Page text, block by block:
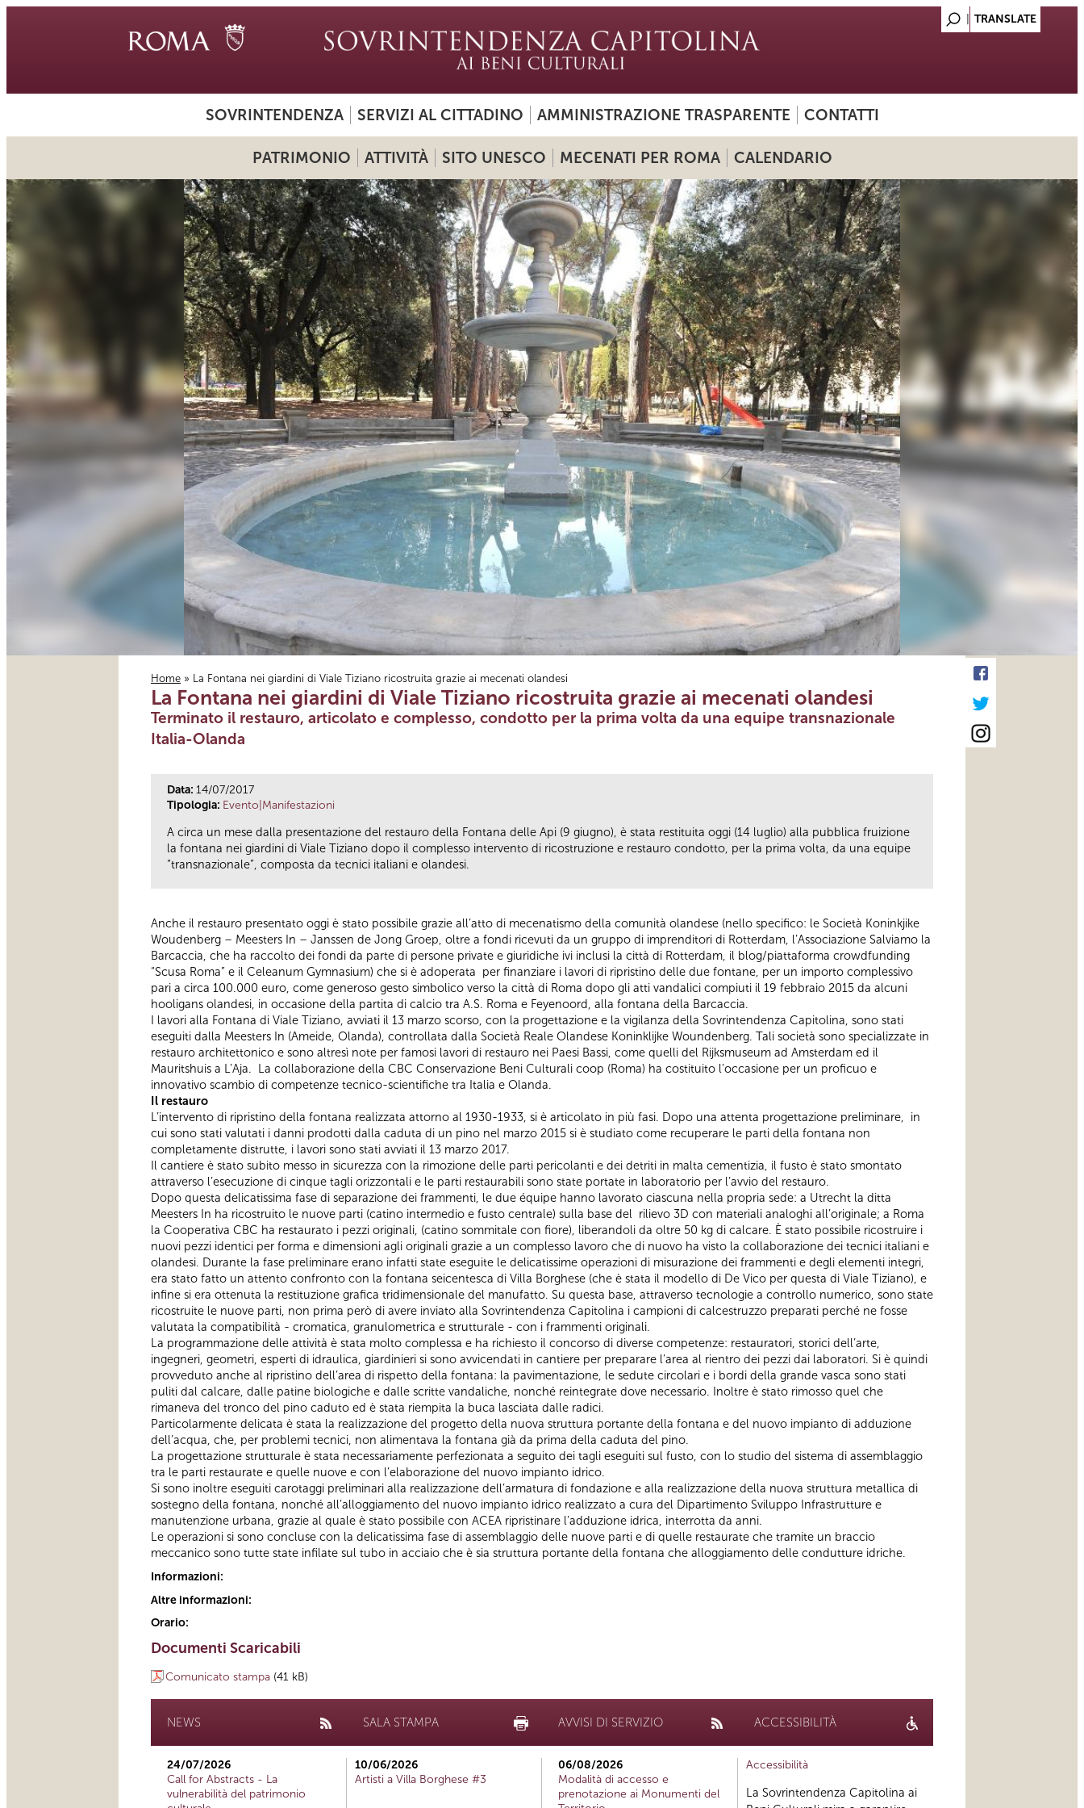
SOVRINTENDENZA SERVIZI AL CITTADINO AMMINISTRAZIONE TRASPARENTE CONTATTI
PATRIMONIO ATTIVITÀ SITO UNESCO MECENATI PER ROMA CALENDARIO
Tu sei qui
Home » La Fontana nei giardini di Viale Tiziano ricostruita grazie ai mecenati olandesi
La Fontana nei giardini di Viale Tiziano ricostruita grazie ai mecenati olandesi
Terminato il restauro, articolato e complesso, condotto per la prima volta da una equipe transnazionale
Italia-Olanda
Data: 14/07/2017
Tipologia: Evento|Manifestazioni
A circa un mese dalla presentazione del restauro della Fontana delle Api (9 giugno), è stata restituita oggi (14 luglio) alla pubblica fruizione
la fontana nei giardini di Viale Tiziano dopo il complesso intervento di ricostruzione e restauro condotto, per la prima volta, da una equipe
“transnazionale”, composta da tecnici italiani e olandesi.
Anche il restauro presentato oggi è stato possibile grazie all’atto di mecenatismo della comunità olandese (nello specifico: le Società Koninkjike
Woudenberg – Meesters In – Janssen de Jong Groep, oltre a fondi ricevuti da un gruppo di imprenditori di Rotterdam, l’Associazione Salviamo la
Barcaccia, che ha raccolto dei fondi da parte di persone private e giuridiche ivi inclusi la città di Rotterdam, il blog/piattaforma crowdfunding
“Scusa Roma” e il Celeanum Gymnasium) che si è adoperata per finanziare i lavori di ripristino delle due fontane, per un importo complessivo
pari a circa 100.000 euro, come generoso gesto simbolico verso la città di Roma dopo gli atti vandalici compiuti il 19 febbraio 2015 da alcuni
hooligans olandesi, in occasione della partita di calcio tra A.S. Roma e Feyenoord, alla fontana della Barcaccia.
I lavori alla Fontana di Viale Tiziano, avviati il 13 marzo scorso, con la progettazione e la vigilanza della Sovrintendenza Capitolina, sono stati
eseguiti dalla Meesters In (Ameide, Olanda), controllata dalla Società Reale Olandese Koninklijke Woundenberg. Tali società sono specializzate in
restauro architettonico e sono altresì note per famosi lavori di restauro nei Paesi Bassi, come quelli del Rijksmuseum ad Amsterdam ed il
Mauritshuis a L’Aja. La collaborazione della CBC Conservazione Beni Culturali coop (Roma) ha costituito l’occasione per un proficuo e
innovativo scambio di competenze tecnico-scientifiche tra Italia e Olanda.
Il restauro
L’intervento di ripristino della fontana realizzata attorno al 1930-1933, si è articolato in più fasi. Dopo una attenta progettazione preliminare, in
cui sono stati valutati i danni prodotti dalla caduta di un pino nel marzo 2015 si è studiato come recuperare le parti della fontana non
completamente distrutte, i lavori sono stati avviati il 13 marzo 2017.
Il cantiere è stato subito messo in sicurezza con la rimozione delle parti pericolanti e dei detriti in malta cementizia, il fusto è stato smontato
attraverso l’esecuzione di cinque tagli orizzontali e le parti restaurabili sono state portate in laboratorio per l’avvio del restauro.
Dopo questa delicatissima fase di separazione dei frammenti, le due équipe hanno lavorato ciascuna nella propria sede: a Utrecht la ditta
Meesters In ha ricostruito le nuove parti (catino intermedio e fusto centrale) sulla base del rilievo 3D con materiali analoghi all’originale; a Roma
la Cooperativa CBC ha restaurato i pezzi originali, (catino sommitale con fiore), liberandoli da oltre 50 kg di calcare. È stato possibile ricostruire i
nuovi pezzi identici per forma e dimensioni agli originali grazie a un complesso lavoro che di nuovo ha visto la collaborazione dei tecnici italiani e
olandesi. Durante la fase preliminare erano infatti state eseguite le delicatissime operazioni di misurazione dei frammenti e degli elementi integri,
era stato fatto un attento confronto con la fontana seicentesca di Villa Borghese (che è stata il modello di De Vico per questa di Viale Tiziano), e
infine si era ottenuta la restituzione grafica tridimensionale del manufatto. Su questa base, attraverso tecnologie a controllo numerico, sono state
ricostruite le nuove parti, non prima però di avere inviato alla Sovrintendenza Capitolina i campioni di calcestruzzo preparati perché ne fosse
valutata la compatibilità - cromatica, granulometrica e strutturale - con i frammenti originali.
La programmazione delle attività è stata molto complessa e ha richiesto il concorso di diverse competenze: restauratori, storici dell’arte,
ingegneri, geometri, esperti di idraulica, giardinieri si sono avvicendati in cantiere per preparare l’area al rientro dei pezzi dai laboratori. Si è quindi
provveduto anche al ripristino dell’area di rispetto della fontana: la pavimentazione, le sedute circolari e i bordi della grande vasca sono stati
puliti dal calcare, dalle patine biologiche e dalle scritte vandaliche, nonché reintegrate dove necessario. Inoltre è stato rimosso quel che
rimaneva del tronco del pino caduto ed è stata riempita la buca lasciata dalle radici.
Particolarmente delicata è stata la realizzazione del progetto della nuova struttura portante della fontana e del nuovo impianto di adduzione
dell’acqua, che, per problemi tecnici, non alimentava la fontana già da prima della caduta del pino.
La progettazione strutturale è stata necessariamente perfezionata a seguito dei tagli eseguiti sul fusto, con lo studio del sistema di assemblaggio
tra le parti restaurate e quelle nuove e con l’elaborazione del nuovo impianto idrico.
Si sono inoltre eseguiti carotaggi preliminari alla realizzazione dell’armatura di fondazione e alla realizzazione della nuova struttura metallica di
sostegno della fontana, nonché all’alloggiamento del nuovo impianto idrico realizzato a cura del Dipartimento Sviluppo Infrastrutture e
manutenzione urbana, grazie al quale è stato possibile con ACEA ripristinare l’adduzione idrica, interrotta da anni.
Le operazioni si sono concluse con la delicatissima fase di assemblaggio delle nuove parti e di quelle restaurate che tramite un braccio
meccanico sono tutte state infilate sul tubo in acciaio che è sia struttura portante della fontana che alloggiamento delle condutture idriche.
Informazioni:
Altre informazioni:
Orario:
Documenti Scaricabili
Comunicato stampa (41 kB)
NEWS
24/07/2026
Call for Abstracts - La
vulnerabilità del patrimonio
SALA STAMPA
10/06/2026
Artisti a Villa Borghese #3
AVVISI DI SERVIZIO
06/08/2026
Modalità di accesso e
prenotazione ai Monumenti del
ACCESSIBILITÀ
Accessibilità
La Sovrintendenza Capitolina ai